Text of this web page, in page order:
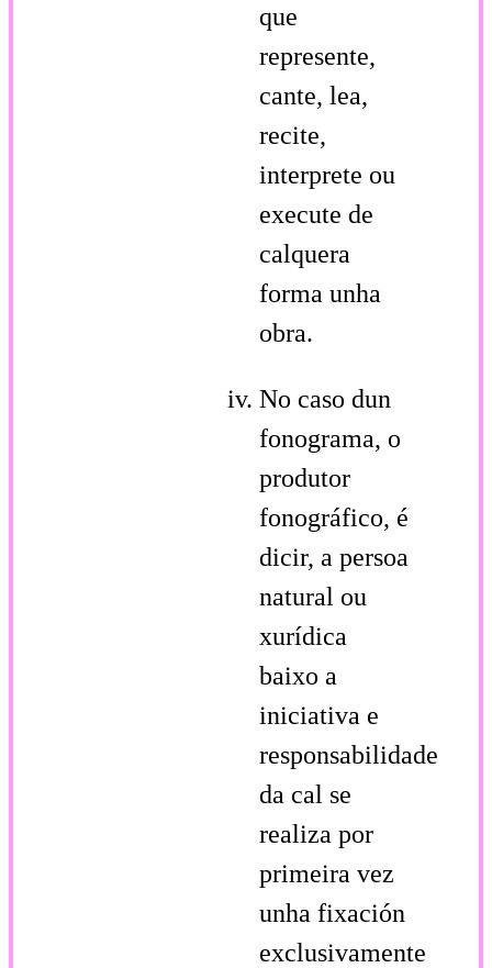
que
represente,
cante, lea,
recite,
interprete ou
execute de
calquera
forma unha
obra.
No caso dun
fonograma, o
produtor
fonográfico, é
dicir, a persoa
natural ou
xurídica
baixo a
iniciativa e
responsabilidade
da cal se
realiza por
primeira vez
unha fixación
exclusivamente